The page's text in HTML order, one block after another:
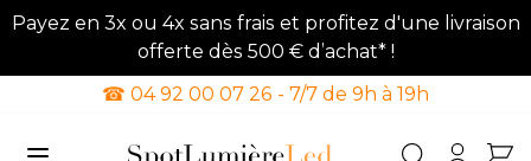
Payez en 3x ou 4x sans frais et profitez d'une livraison
offerte dès 500 € d’achat* !
☎ 04 92 00 07 26 - 7/7 de 9h à 19h